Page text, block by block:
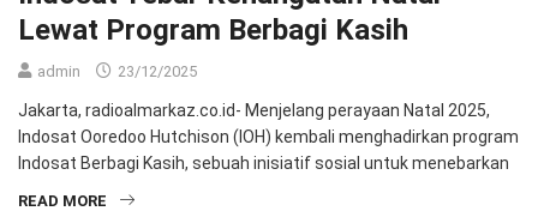
Lewat Program Berbagi Kasih
admin 23/12/2025
Jakarta, radioalmarkaz.co.id- Menjelang perayaan Natal 2025,
Indosat Ooredoo Hutchison (IOH) kembali menghadirkan program
Indosat Berbagi Kasih, sebuah inisiatif sosial untuk menebarkan
READ MORE